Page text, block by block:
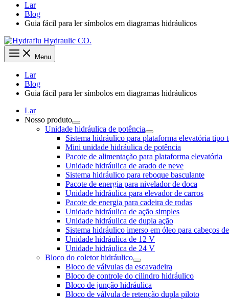
Lar
Blog
Guia fácil para ler símbolos em diagramas hidráulicos
Menu
Lar
Blog
Guia fácil para ler símbolos em diagramas hidráulicos
Lar
Nosso produto
Unidade hidráulica de potência
Sistema hidráulico para plataforma elevatória tipo
Mini unidade hidráulica de potência
Pacote de alimentação para plataforma elevatória
Unidade hidráulica de arado de neve
Sistema hidráulico para reboque basculante
Pacote de energia para nivelador de doca
Unidade hidráulica para elevador de carros
Pacote de energia para cadeira de rodas
Unidade hidráulica de ação simples
Unidade hidráulica de dupla ação
Sistema hidráulico imerso em óleo para cabeços
Unidade hidráulica de 12 V
Unidade hidráulica de 24 V
Bloco do coletor hidráulico
Bloco de válvulas da escavadeira
Bloco de controle do cilindro hidráulico
Bloco de junção hidráulica
Bloco de válvula de retenção dupla piloto